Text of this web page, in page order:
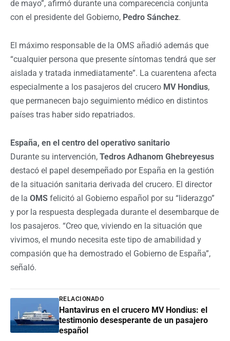
de mayo”, afirmó durante una comparecencia conjunta
con el presidente del Gobierno, Pedro Sánchez.
El máximo responsable de la OMS añadió además que
“cualquier persona que presente síntomas tendrá que ser
aislada y tratada inmediatamente”. La cuarentena afecta
especialmente a los pasajeros del crucero MV Hondius,
que permanecen bajo seguimiento médico en distintos
países tras haber sido repatriados.
España, en el centro del operativo sanitario
Durante su intervención, Tedros Adhanom Ghebreyesus
destacó el papel desempeñado por España en la gestión
de la situación sanitaria derivada del crucero. El director
de la OMS felicitó al Gobierno español por su “liderazgo”
y por la respuesta desplegada durante el desembarque de
los pasajeros. “Creo que, viviendo en la situación que
vivimos, el mundo necesita este tipo de amabilidad y
compasión que ha demostrado el Gobierno de España”,
señaló.
RELACIONADO
Hantavirus en el crucero MV Hondius: el
testimonio desesperante de un pasajero
español